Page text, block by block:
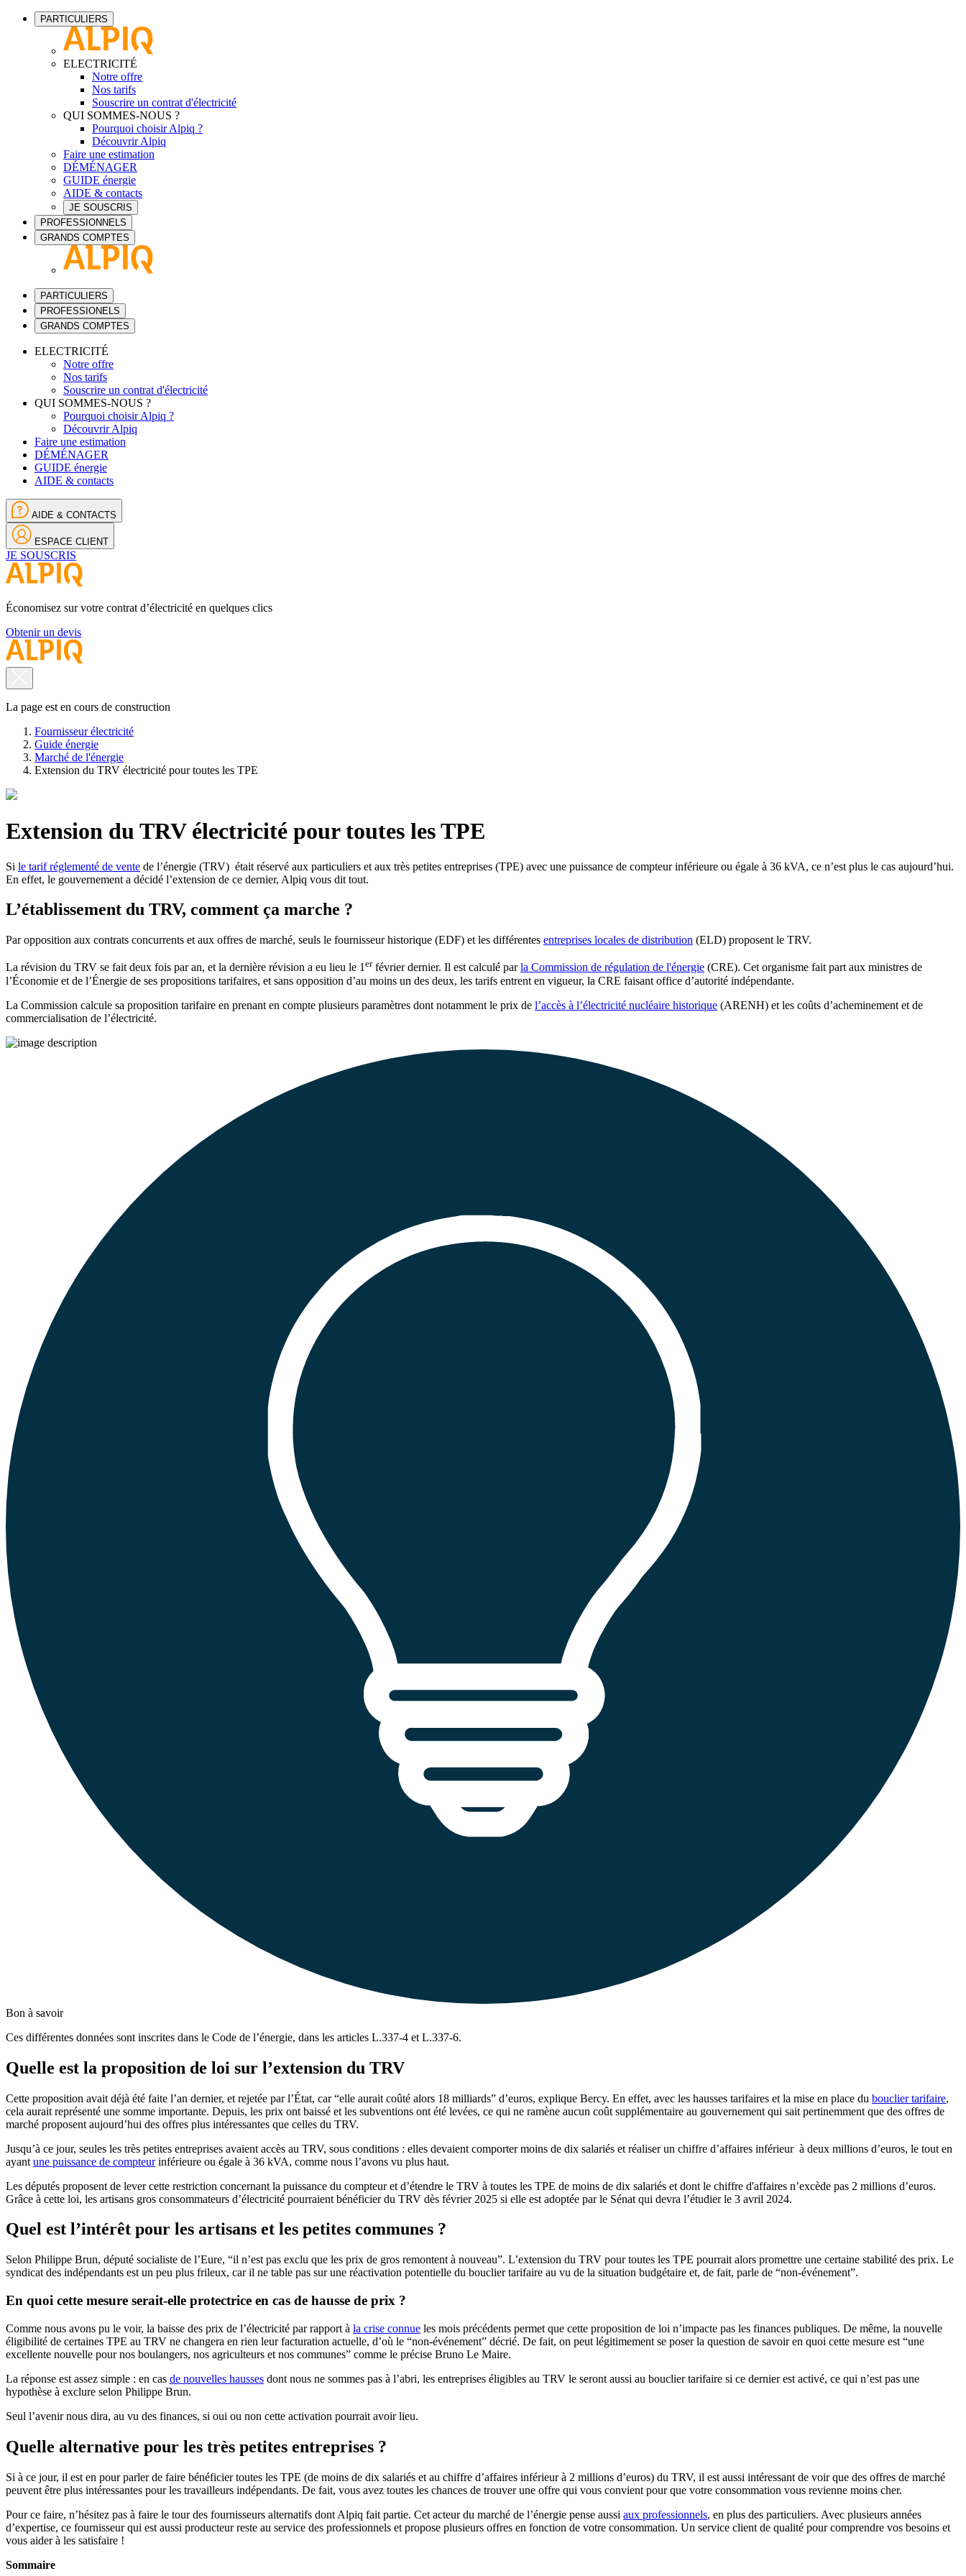
PARTICULIERS
ELECTRICITÉ
Notre offre
Nos tarifs
Souscrire un contrat d'électricité
QUI SOMMES-NOUS ?
Pourquoi choisir Alpiq ?
Découvrir Alpiq
Faire une estimation
DÉMÉNAGER
GUIDE énergie
AIDE & contacts
JE SOUSCRIS
PROFESSIONNELS
GRANDS COMPTES
PARTICULIERS
PROFESSIONELS
GRANDS COMPTES
ELECTRICITÉ
Notre offre
Nos tarifs
Souscrire un contrat d'électricité
QUI SOMMES-NOUS ?
Pourquoi choisir Alpiq ?
Découvrir Alpiq
Faire une estimation
DÉMÉNAGER
GUIDE énergie
AIDE & contacts
AIDE & CONTACTS
ESPACE CLIENT
JE SOUSCRIS
Économisez sur votre contrat d’électricité en quelques clics
Obtenir un devis
La page est en cours de construction
Fournisseur électricité
Guide énergie
Marché de l'énergie
Extension du TRV électricité pour toutes les TPE
Extension du TRV électricité pour toutes les TPE
Si le tarif réglementé de vente de l’énergie (TRV) était réservé aux particuliers et aux très petites entreprises (TPE) avec une puissance de compteur inférieure ou égale à 36 kVA, ce n’est plus le cas aujourd’hui.
En effet, le gouvernement a décidé l’extension de ce dernier, Alpiq vous dit tout.
L’établissement du TRV, comment ça marche ?
Par opposition aux contrats concurrents et aux offres de marché, seuls le fournisseur historique (EDF) et les différentes entreprises locales de distribution (ELD) proposent le TRV.
La révision du TRV se fait deux fois par an, et la dernière révision a eu lieu le 1erfévrier dernier. Il est calculé parla Commission de régulation de l'énergie (CRE). Cet organisme fait part aux ministres de
l’Économie et de l’Énergie de ses propositions tarifaires, et sans opposition d’au moins un des deux, les tarifs entrent en vigueur, la CRE faisant office d’autorité indépendante.
La Commission calcule sa proposition tarifaire en prenant en compte plusieurs paramètres dont notamment le prix de l’accès à l’électricité nucléaire historique (ARENH) et les coûts d’acheminement et de
commercialisation de l’électricité.
Bon à savoir
Ces différentes données sont inscrites dans le Code de l’énergie, dans les articles L.337-4 et L.337-6.
Quelle est la proposition de loi sur l’extension du TRV
Cette proposition avait déjà été faite l’an dernier, et rejetée par l’État, car “elle aurait coûté alors 18 milliards” d’euros, explique Bercy. En effet, avec les hausses tarifaires et la mise en place du bouclier tarifaire,
cela aurait représenté une somme importante. Depuis, les prix ont baissé et les subventions ont été levées, ce qui ne ramène aucun coût supplémentaire au gouvernement qui sait pertinemment que des offres de
marché proposent aujourd’hui des offres plus intéressantes que celles du TRV.
Jusqu’à ce jour, seules les très petites entreprises avaient accès au TRV, sous conditions : elles devaient comporter moins de dix salariés et réaliser un chiffre d’affaires inférieur à deux millions d’euros, le tout en
ayant une puissance de compteurinférieure ou égale à 36 kVA, comme nous l’avons vu plus haut.
Les députés proposent de lever cette restriction concernant la puissance du compteur et d’étendre le TRV à toutes les TPE de moins de dix salariés et dont le chiffre d'affaires n’excède pas 2 millions d’euros.
Grâce à cette loi, les artisans gros consommateurs d’électricité pourraient bénéficier du TRV dès février 2025 si elle est adoptée par le Sénat qui devra l’étudier le 3 avril 2024.
Quel est l’intérêt pour les artisans et les petites communes ?
Selon Philippe Brun, député socialiste de l’Eure, “il n’est pas exclu que les prix de gros remontent à nouveau”. L’extension du TRV pour toutes les TPE pourrait alors promettre une certaine stabilité des prix. Le
syndicat des indépendants est un peu plus frileux, car il ne table pas sur une réactivation potentielle du bouclier tarifaire au vu de la situation budgétaire et, de fait, parle de “non-événement”.
En quoi cette mesure serait-elle protectrice en cas de hausse de prix ?
Comme nous avons pu le voir, la baisse des prix de l’électricité par rapport à la crise connue les mois précédents permet que cette proposition de loi n’impacte pas les finances publiques. De même, la nouvelle
éligibilité de certaines TPE au TRV ne changera en rien leur facturation actuelle, d’où le “non-événement” décrié. De fait, on peut légitimement se poser la question de savoir en quoi cette mesure est “une
excellente nouvelle pour nos boulangers, nos agriculteurs et nos communes” comme le précise Bruno Le Maire.
La réponse est assez simple : en cas de nouvelles hausses dont nous ne sommes pas à l’abri, les entreprises éligibles au TRV le seront aussi au bouclier tarifaire si ce dernier est activé, ce qui n’est pas une
hypothèse à exclure selon Philippe Brun.
Seul l’avenir nous dira, au vu des finances, si oui ou non cette activation pourrait avoir lieu.
Quelle alternative pour les très petites entreprises ?
Si à ce jour, il est en pour parler de faire bénéficier toutes les TPE (de moins de dix salariés et au chiffre d’affaires inférieur à 2 millions d’euros) du TRV, il est aussi intéressant de voir que des offres de marché
peuvent être plus intéressantes pour les travailleurs indépendants. De fait, vous avez toutes les chances de trouver une offre qui vous convient pour que votre consommation vous revienne moins cher.
Pour ce faire, n’hésitez pas à faire le tour des fournisseurs alternatifs dont Alpiq fait partie. Cet acteur du marché de l’énergie pense aussi aux professionnels, en plus des particuliers. Avec plusieurs années
d’expertise, ce fournisseur qui est aussi producteur reste au service des professionnels et propose plusieurs offres en fonction de votre consommation. Un service client de qualité pour comprendre vos besoins et
vous aider à les satisfaire !
Sommaire